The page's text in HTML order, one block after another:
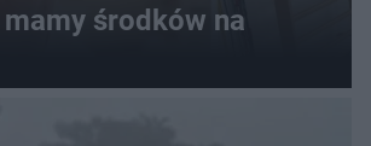
środków na